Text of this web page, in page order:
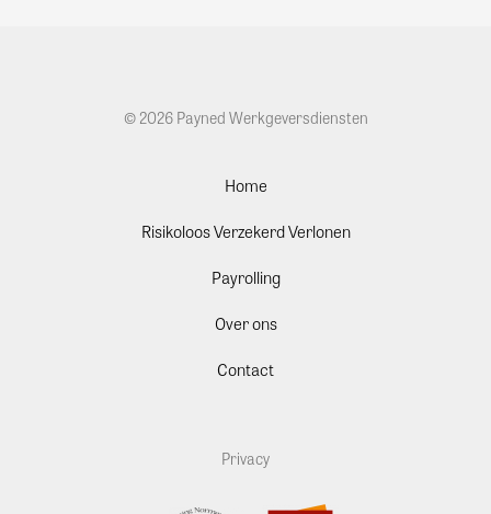
© 2026 Payned Werkgeversdiensten
Home
Risikoloos Verzekerd Verlonen
Payrolling
Over ons
Contact
Privacy